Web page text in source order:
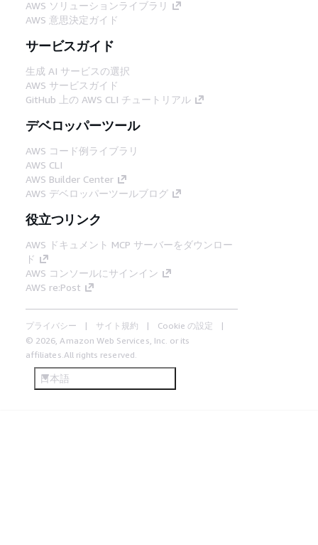
AWS ソリューションライブラリ
AWS 意思決定ガイド
サービスガイド
生成 AI サービスの選択
AWS サービスガイド
GitHub 上の AWS CLI チュートリアル
デベロッパーツール
AWS コード例ライブラリ
AWS CLI
AWS Builder Center
AWS デベロッパーツールブログ
役立つリンク
AWS ドキュメント MCP サーバーをダウンロー
ド
AWS コンソールにサインイン
AWS re:Post
プライバシー サイト規約
Cookie の設定
© 2026, Amazon Web Services, Inc. or its
affiliates.All rights reserved.
日本語